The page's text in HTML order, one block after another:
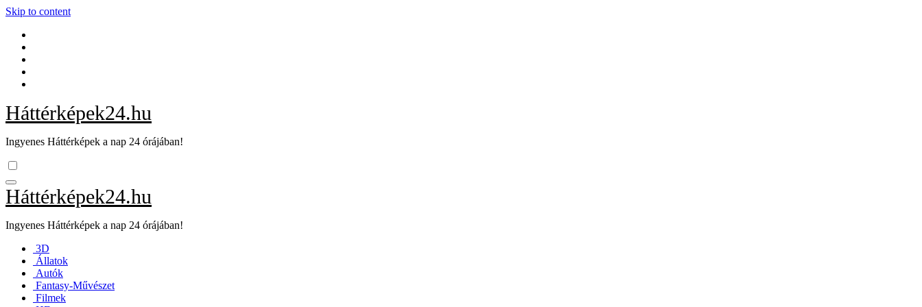
Skip to content
Háttérképek24.hu
Ingyenes Háttérképek a nap 24 órájában!
Háttérképek24.hu
Ingyenes Háttérképek a nap 24 órájában!
3D
Állatok
Autók
Fantasy-Művészet
Filmek